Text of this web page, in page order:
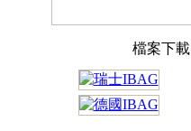
檔案下載